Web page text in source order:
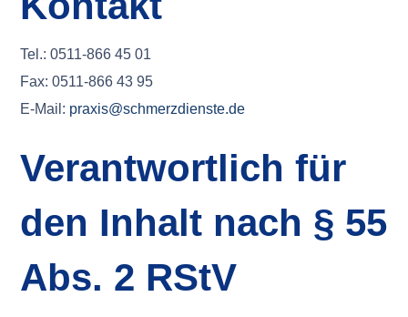
Tel.: 0511-866 45 01
Fax: 0511-866 43 95
E-Mail: praxis@schmerzdienste.de
Verantwortlich für
den Inhalt nach § 55
Abs. 2 RStV